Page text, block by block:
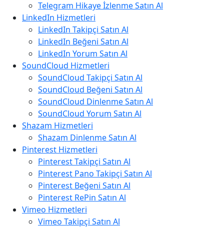
Telegram Hikaye İzlenme Satın Al
LinkedIn Hizmetleri
LinkedIn Takipçi Satın Al
LinkedIn Beğeni Satın Al
LinkedIn Yorum Satın Al
SoundCloud Hizmetleri
SoundCloud Takipçi Satın Al
SoundCloud Beğeni Satın Al
SoundCloud Dinlenme Satın Al
SoundCloud Yorum Satın Al
Shazam Hizmetleri
Shazam Dinlenme Satın Al
Pinterest Hizmetleri
Pinterest Takipçi Satın Al
Pinterest Pano Takipçi Satın Al
Pinterest Beğeni Satın Al
Pinterest RePin Satın Al
Vimeo Hizmetleri
Vimeo Takipçi Satın Al